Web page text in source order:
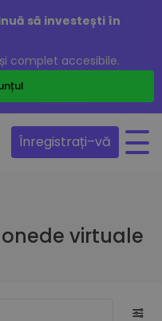
să investești în
complet accesibile.
Înregistrați–vă
virtuale